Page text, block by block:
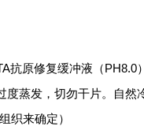
抗原修复缓冲液（PH8.0
蒸发，切勿干片。自
织来确定）